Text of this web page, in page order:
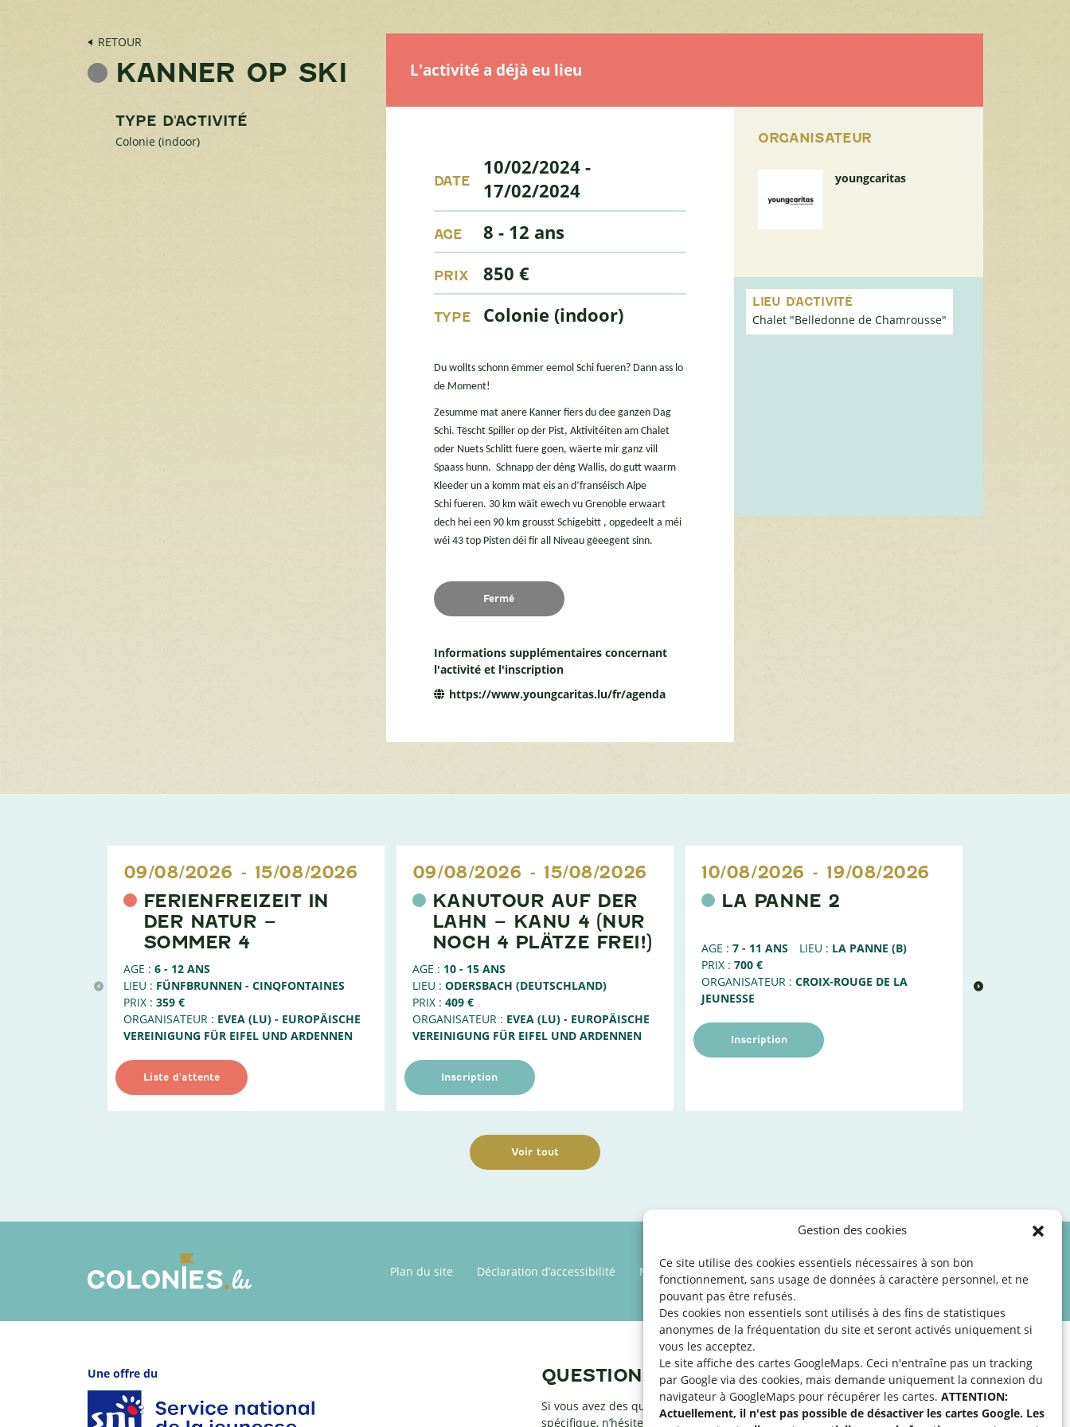
Gestion des cookies
Ce site utilise des cookies essentiels nécessaires à son bon
fonctionnement, sans usage de données à caractère personnel, et ne
pouvant pas être refusés.
Des cookies non essentiels sont utilisés à des fins de statistiques
anonymes de la fréquentation du site et seront activés uniquement si
vous les acceptez.
Le site affiche des cartes GoogleMaps. Ceci n'entraîne pas un tracking
par Google via des cookies, mais demande uniquement la connexion du
navigateur à GoogleMaps pour récupérer les cartes. ATTENTION:
Actuellement, il n'est pas possible de désactiver les cartes Google. Les
RETOUR
KANNER OP SKI
TYPE D'ACTIVITÉ
Colonie (indoor)
L'activité a déjà eu lieu
DATE
10/02/2024 -
17/02/2024
AGE 8 - 12 ans
PRIX 850 €
TYPE Colonie (indoor)
Du wollts schonn ëmmer eemol Schi fueren? Dann ass lo
de Moment!
Zesumme mat anere Kanner fiers du dee ganzen Dag
Schi. Tëscht Spiller op der Pist, Aktivitéiten am Chalet
oder Nuets Schlitt fuere goen, wäerte mir ganz vill
Spaass hunn. Schnapp der déng Wallis, do gutt waarm
Kleeder un a komm mat eis an d‘franséisch Alpe
Schi fueren. 30 km wäit ewech vu Grenoble erwaart
dech hei een 90 km grousst Schigebitt , opgedeelt a méi
wéi 43 top Pisten déi fir all Niveau gëeegent sinn.
Fermé
Informations supplémentaires concernant
l'activité et l'inscription
https://www.youngcaritas.lu/fr/agenda
ORGANISATEUR
youngcaritas
LIEU D'ACTIVITÉ
Chalet "Belledonne de Chamrousse"
Passer
carte
FERIENFREIZEIT IN
DER NATUR –
SOMMER 4
09/08/2026 - 15/08/2026
AGE : 6 - 12 ANS
LIEU : FÜNFBRUNNEN - CINQFONTAINES
PRIX : 359 €
ORGANISATEUR : EVEA (LU) - EUROPÄISCHE
VEREINIGUNG FÜR EIFEL UND ARDENNEN
Liste d'attente
KANUTOUR AUF DER
LAHN – KANU 4 (NUR
NOCH 4 PLÄTZE FREI!)
09/08/2026 - 15/08/2026
AGE : 10 - 15 ANS
LIEU : ODERSBACH (DEUTSCHLAND)
PRIX : 409 €
ORGANISATEUR : EVEA (LU) - EUROPÄISCHE
VEREINIGUNG FÜR EIFEL UND ARDENNEN
Inscription
LA PANNE 2
10/08/2026 - 19/08/2026
AGE : 7 - 11 ANS LIEU : LA PANNE (B)
PRIX : 700 €
ORGANISATEUR : CROIX-ROUGE DE LA
JEUNESSE
Inscription
Voir tout
Plan du site Déclaration d’accessibilité Mentions légales ©2026 SNJ
Une offre du QUESTIONS ?
Si vous avez des questions par rapport à une activité
spécifique, n’hésitez pas à contacter l’organisation